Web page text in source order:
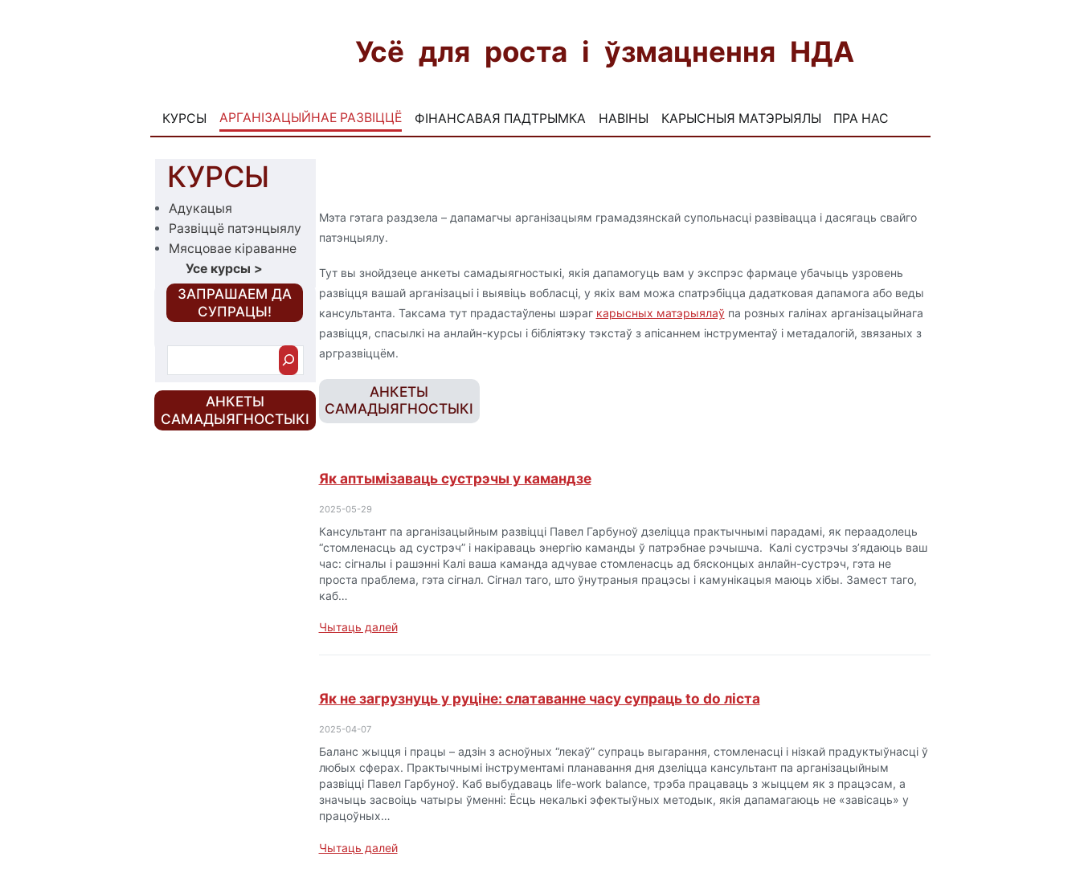
Усё для роста і ўзмацнення НДА
КУРСЫ АРГАНІЗАЦЫЙНАЕ РАЗВІЦЦЁ ФІНАНСАВАЯ ПАДТРЫМКА НАВІНЫ КАРЫСНЫЯ МАТЭРЫЯЛЫ ПРА НАС
FB
КУРСЫ
Адукацыя
Развіццё патэнцыялу
Мясцовае кіраванне
Усе курсы >
‎ЗАПРАШАЕМ ДА
СУПРАЦЫ!
о
ш
у
к
АНКЕТЫ
САМАДЫЯГНОСТЫКІ
Мэта гэтага раздзела – дапамагчы арганізацыям грамадзянскай супольнасці развівацца і дасягаць свайго
патэнцыялу.
Тут вы знойдзеце анкеты самадыягностыкі, якія дапамогуць вам у экспрэс фармаце убачыць узровень
развіцця вашай арганізацыі і выявіць вобласці, у якіх вам можа спатрэбіцца дадатковая дапамога або веды
кансультанта. Таксама тут прадастаўлены шэраг карысных матэрыялаўпа розных галінах арганізацыйнага
развіцця, спасылкі на анлайн-курсы і бібліятэку тэкстаў з апісаннем інструментаў і метадалогій, звязаных з
аргразвіццём.
АНКЕТЫ
САМАДЫЯГНОСТЫКІ
Як аптымізаваць сустрэчы у камандзе
2025-05-29
Кансультант па арганізацыйным развіцці Павел Гарбуноў дзеліцца практычнымі парадамі, як пераадолець
“стомленасць ад сустрэч” і накіраваць энергію каманды ў патрэбнае рэчышча. Калі сустрэчы з’ядаюць ваш
час: сігналы і рашэнні Калі ваша каманда адчувае стомленасць ад бясконцых анлайн-сустрэч, гэта не
проста праблема, гэта сігнал. Сігнал таго, што ўнутраныя працэсы і камунікацыя маюць хібы. Замест таго,
каб…
Чытаць далей
Як не загрузнуць у руціне: слатаванне часу супраць to do ліста
2025-04-07
Баланс жыцця і працы – адзін з асноўных “лекаў” супраць выгарання, стомленасці і нізкай прадуктыўнасці ў
любых сферах. Практычнымі інструментамі планавання дня дзеліцца кансультант па арганізацыйным
развіцці Павел Гарбуноў. Каб выбудаваць life-work balance, трэба працаваць з жыццем як з працэсам, а
значыць засвоіць чатыры ўменні: Ёсць некалькі эфектыўных методык, якія дапамагаюць не «завісаць» у
працоўных…
Чытаць далей